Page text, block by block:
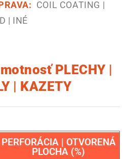
COIL COATING |
| INÉ
PLECHY |
| KAZETY
PERFORÁCIA | OTVORENÁ
PLOCHA (%)